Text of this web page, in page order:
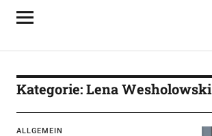
Kategorie:Lena Wesholowski
ALLGEMEIN